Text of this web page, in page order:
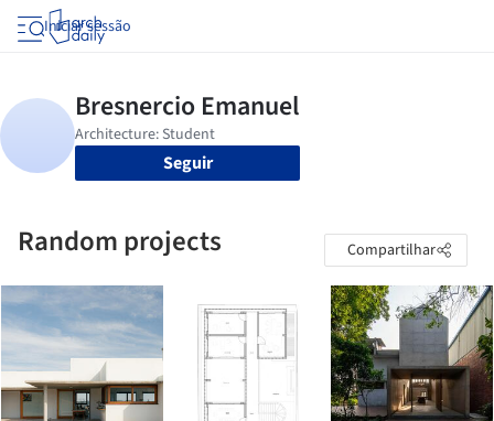
Iniciar sessão
Seguir
Random projects Compartilhar